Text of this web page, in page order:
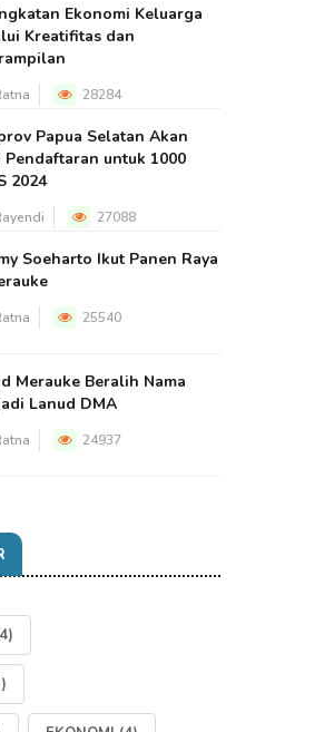
Ekonomi Keluarga
Kreatifitas dan
28284
Papua Selatan Akan
Pendaftaran untuk 1000
2024
27088
Soeharto Ikut Panen Raya
25540
Merauke Beralih Nama
Lanud DMA
24937